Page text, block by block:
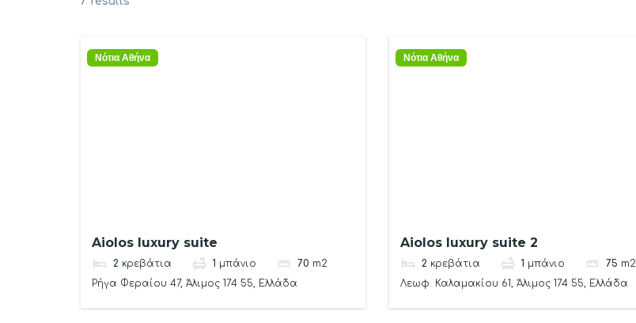
Νότια Αθήνα
Aiolos luxury suite
2 κρεβάτια 1 μπάνιο 70 m2
Ρήγα Φεραίου 47, Άλιμος 174 55, Ελλάδα
Νότια Αθήνα
Aiolos luxury suite 2
2 κρεβάτια 1 μπάνιο 75 m2
Λεωφ. Καλαμακίου 61, Άλιμος 174 55, Ελλάδα